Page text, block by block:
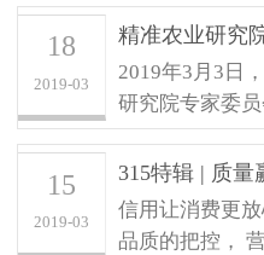
18
2019-03
2019年3月3日
研究院专家委
15
2019-03
315特辑 | 质
信用让消费更
品质的把控，